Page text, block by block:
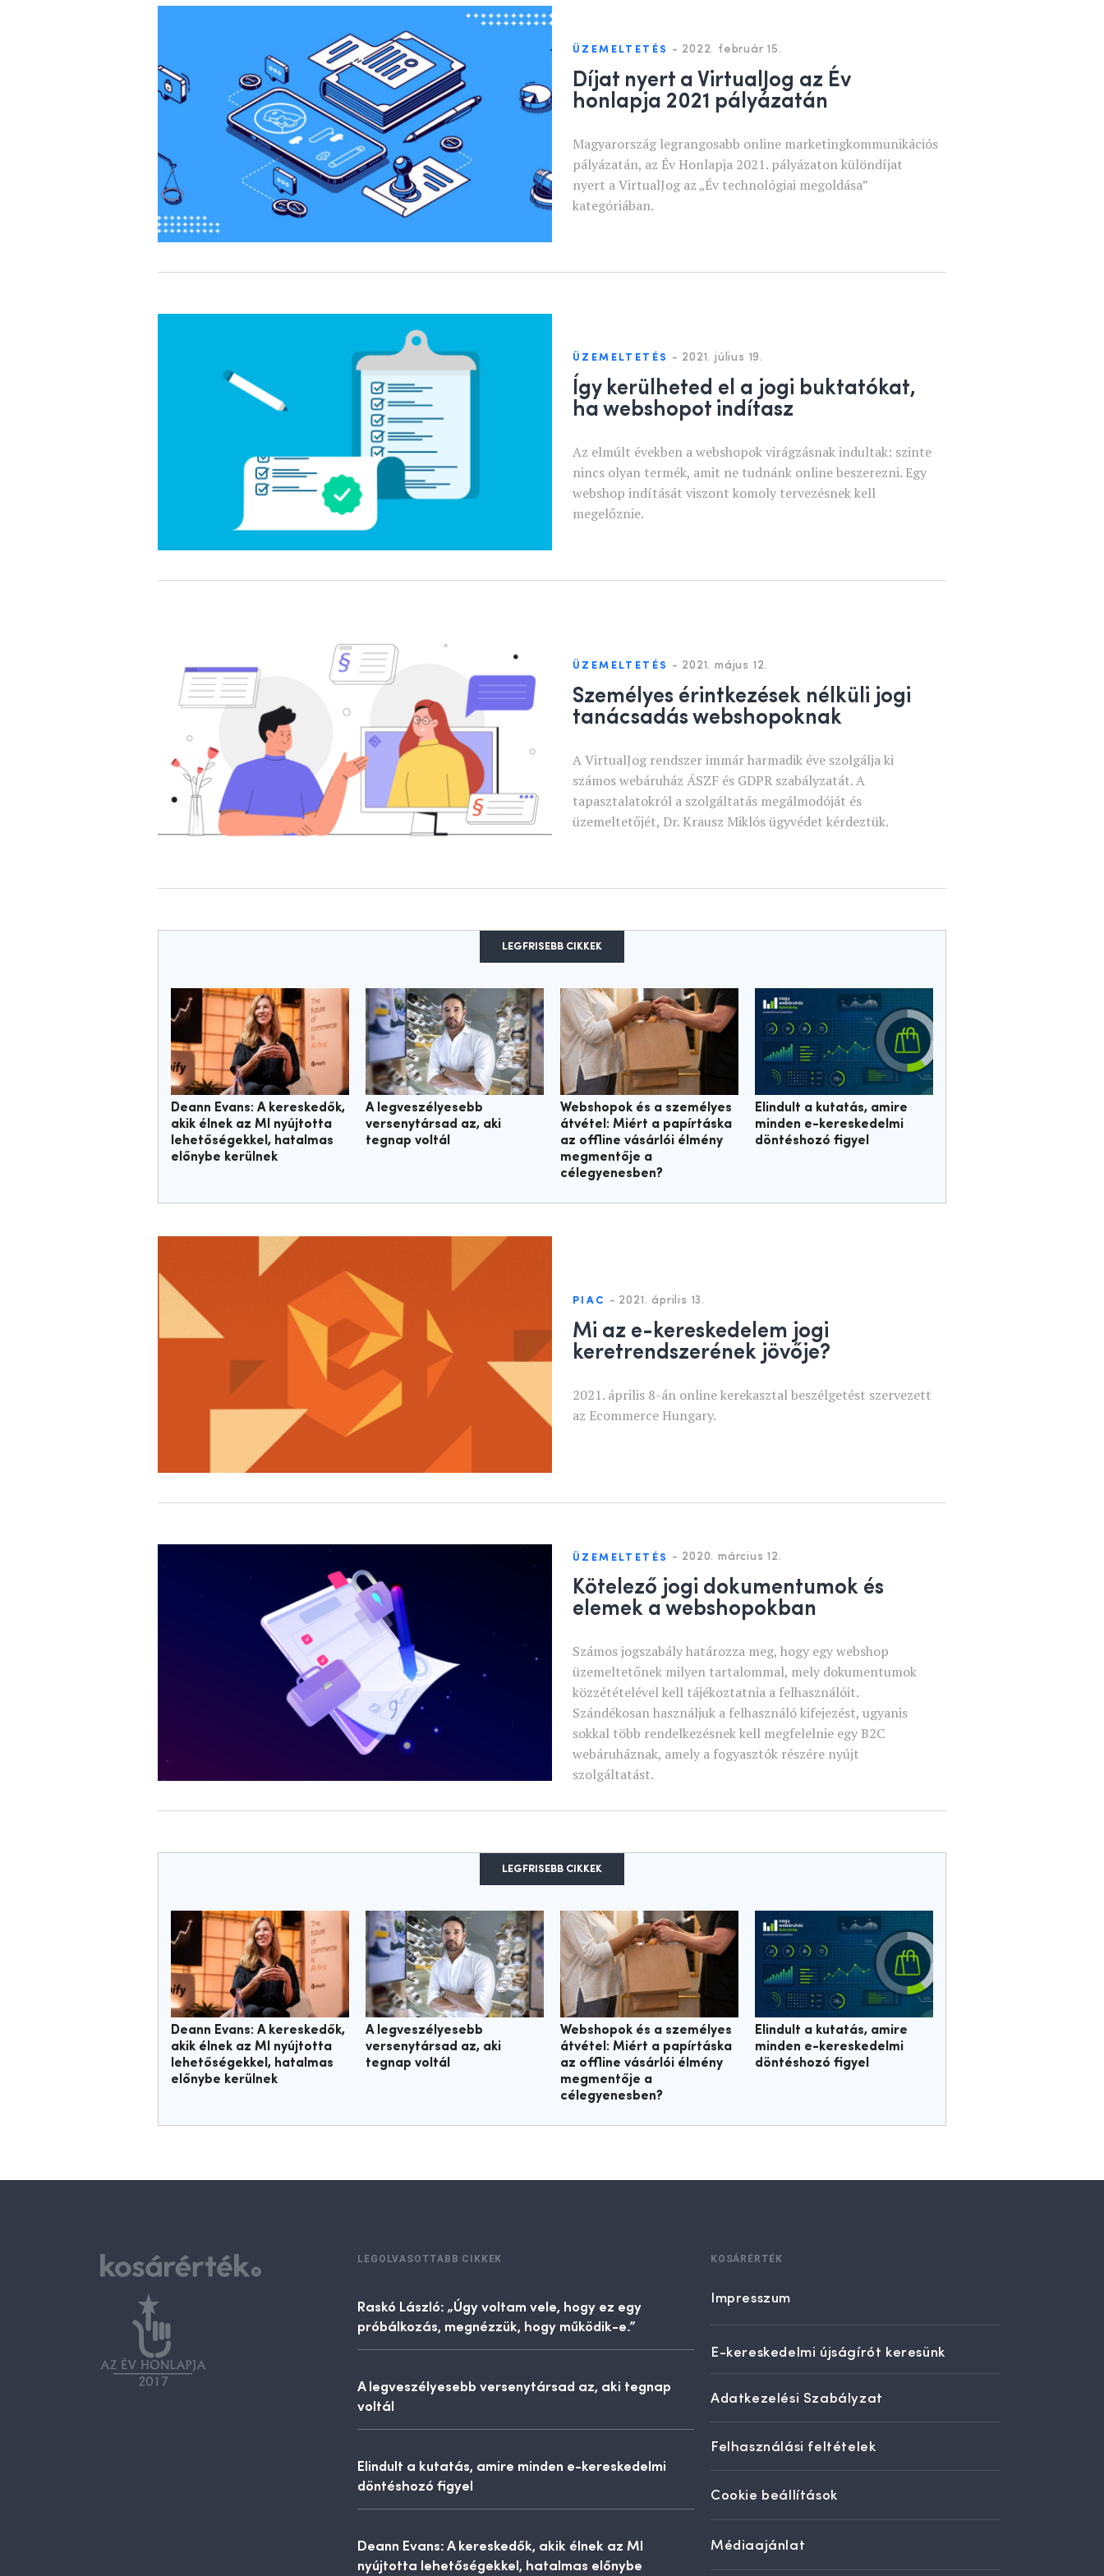
ÜZEMELTETÉS - 2022. február 15.
Díjat nyert a VirtualJog az Év
honlapja 2021 pályázatán
Magyarország legrangosabb online marketingkommunikációs
pályázatán, az Év Honlapja 2021. pályázaton különdíjat
nyert a VirtualJog az „Év technológiai megoldása”
kategóriában.
ÜZEMELTETÉS - 2021. július 19.
Így kerülheted el a jogi buktatókat,
ha webshopot indítasz
Az elmúlt években a webshopok virágzásnak indultak: szinte
nincs olyan termék, amit ne tudnánk online beszerezni. Egy
webshop indítását viszont komoly tervezésnek kell
megelőznie.
ÜZEMELTETÉS - 2021. május 12.
Személyes érintkezések nélküli jogi
tanácsadás webshopoknak
A VirtualJog rendszer immár harmadik éve szolgálja ki
számos webáruház ÁSZF és GDPR szabályzatát. A
tapasztalatokról a szolgáltatás megálmodóját és
üzemeltetőjét, Dr. Krausz Miklós ügyvédet kérdeztük.
LEGFRISEBB CIKKEK
Deann Evans: A kereskedők,
akik élnek az MI nyújtotta
lehetőségekkel, hatalmas
előnybe kerülnek
A legveszélyesebb
versenytársad az, aki
tegnap voltál
Webshopok és a személyes
átvétel: Miért a papírtáska
az offline vásárlói élmény
megmentője a
célegyenesben?
Elindult a kutatás, amire
minden e-kereskedelmi
döntéshozó figyel
PIAC - 2021. április 13.
Mi az e-kereskedelem jogi
keretrendszerének jövője?
2021. április 8-án online kerekasztal beszélgetést szervezett
az Ecommerce Hungary.
ÜZEMELTETÉS - 2020. március 12.
Kötelező jogi dokumentumok és
elemek a webshopokban
Számos jogszabály határozza meg, hogy egy webshop
üzemeltetőnek milyen tartalommal, mely dokumentumok
közzétételével kell tájékoztatnia a felhasználóit.
Szándékosan használjuk a felhasználó kifejezést, ugyanis
sokkal több rendelkezésnek kell megfelelnie egy B2C
webáruháznak, amely a fogyasztók részére nyújt
szolgáltatást.
LEGFRISEBB CIKKEK
Deann Evans: A kereskedők,
akik élnek az MI nyújtotta
lehetőségekkel, hatalmas
előnybe kerülnek
A legveszélyesebb
versenytársad az, aki
tegnap voltál
Webshopok és a személyes
átvétel: Miért a papírtáska
az offline vásárlói élmény
megmentője a
célegyenesben?
Elindult a kutatás, amire
minden e-kereskedelmi
döntéshozó figyel
LEGOLVASOTTABB CIKKEK
Raskó László: „Úgy voltam vele, hogy ez egy
próbálkozás, megnézzük, hogy működik-e.”
A legveszélyesebb versenytársad az, aki tegnap
voltál
Elindult a kutatás, amire minden e-kereskedelmi
döntéshozó figyel
Deann Evans: A kereskedők, akik élnek az MI
nyújtotta lehetőségekkel, hatalmas előnybe
KOSÁRÉRTÉK
Impresszum
E-kereskedelmi újságírót keresünk
Adatkezelési Szabályzat
Felhasználási feltételek
Cookie beállítások
Médiaajánlat